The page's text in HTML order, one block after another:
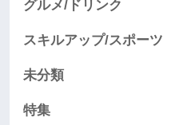
グルメ/ドリンク
スキルアップ/スポーツ
未分類
特集